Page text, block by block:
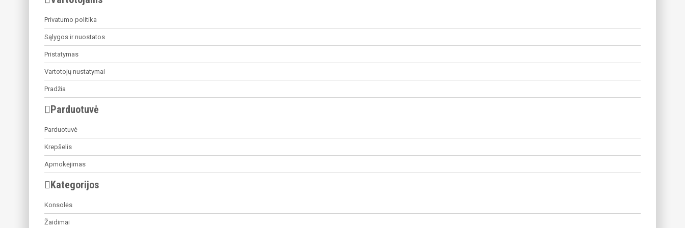
Privatumo politika
Sąlygos ir nuostatos
Pristatymas
Vartotojų nustatymai
Pradžia
Parduotuvė
Parduotuvė
Krepšelis
Apmokėjimas
Kategorijos
Konsolės
Žaidimai